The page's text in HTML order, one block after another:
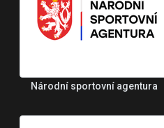
Národní sportovní agentura